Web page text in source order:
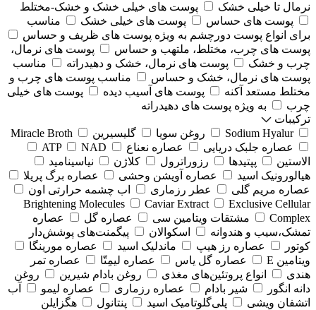
نرمال تا خیلی خشک
پوست های خیلی خشک و خشک-مختلط
پوست های حساس
پوست های خیلی خشک
مناسب
برای انواع پوست دورچشم به ویژه پوست های ظریف و حساس
پوست های چرب، مختلط، ملتهب و حساس
پوست های نرمال،
چرب و خشک
پوست های نرمال، خشک و دهیدراته
مناسب
پوست های نرمال، خشک و حساس
مناسب پوست های چرب و
مختلط مستعد آکنه
پوست های آسیب دیده
پوست های خیلی
چرب
به ویژه پوست های دهیدراته
ترکیبات
Sodium Hyalur
روغن سویا گلیسیرین
Miracle Broth
عصاره جلبک دریایی
عصاره نعناع ATP
NAD
الاستین
پپتیدها رزوراترول کلاژن
⁠نیاسینامید
هیالورونیک اسید
عصاره آویشن وحشی
عصاره برگ پریلا
عصاره مریم گلی
عطر رزماری
اب چشمه حرارتی اون
Brightening Molecules
Caviar Extract
Exclusive Cellular
Complex
مشتقات ویتامین سی عصاره گل
عصاره
تمشک،سیب و هندوانه
اسکوالان
پیگمنت‌های پوشش‌دار
کوتور
عصاره رز هیپ ماندلیک اسید
عصاره مورینگا
ویتامین E
عصاره گل یاس عصاره لیمِتّا
عصاره تمر
هندی
انواع پروتئین‌های مغذی روغن بادام شیرین
روغن
دانه انگور
شیر بادام عصاره رزماری عصاره لیمو
آب
اتشفان ویشی
پلی‌گلوتامیک اسید پنتانول
هگزایلن